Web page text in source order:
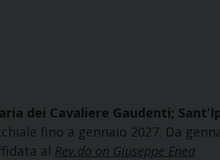
dei Cavaliere Gaudenti;
fino a gennaio 2027. Da
al Rev.do on Giuseppe Enea